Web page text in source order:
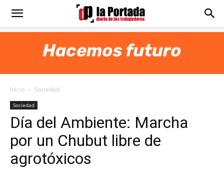
Diario
Portada
Inicio Sociedad
Sociedad
Día del Ambiente: Marcha
por un Chubut libre de
agrotóxicos